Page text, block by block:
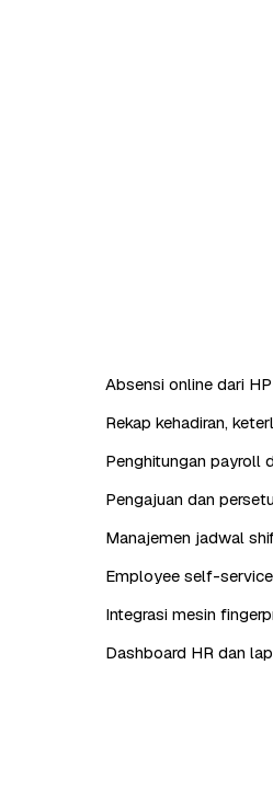
Absensi online dari
Rekap kehadiran,
Penghitungan payroll
Pengajuan dan
Manajemen jadwal
Employee self-
Integrasi mesin
Dashboard HR dan